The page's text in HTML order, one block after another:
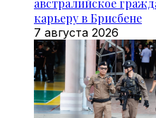
австралийское
карьеру в Брисбене
7 августа 2026